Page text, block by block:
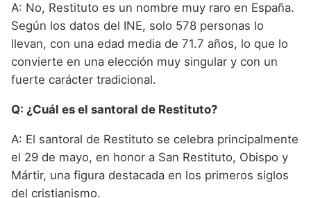
A: No, Restituto es un nombre muy raro en España.
Según los datos del INE, solo 578 personas lo
llevan, con una edad media de 71.7 años, lo que lo
convierte en una elección muy singular y con un
fuerte carácter tradicional.
Q: ¿Cuál es el santoral de Restituto?
A: El santoral de Restituto se celebra principalmente
el 29 de mayo, en honor a San Restituto, Obispo y
Mártir, una figura destacada en los primeros siglos
del cristianismo.